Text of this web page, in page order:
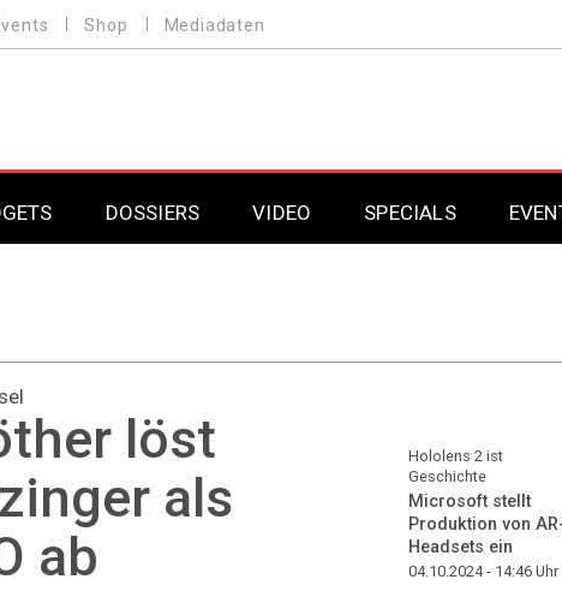
Shop Mediadaten
DOSSIERS
DAB+
VIDEO SPECIALS
Professional AV &
Professional AV &
löst
als
ab
Hololens 2 ist
Geschichte
Microsoft stellt
Produktion von
Headsets ein
04.10.2024 - 14:46 Uhr